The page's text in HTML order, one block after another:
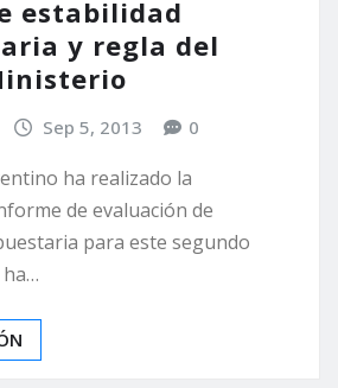
estabilidad
y regla del
Sep 5, 2013 0
ha realizado la
de evaluación de
para este segundo